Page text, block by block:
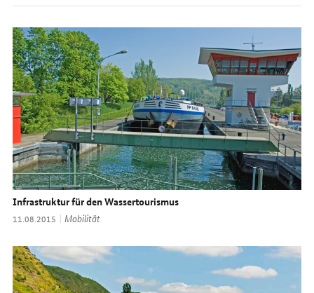
Infrastruktur für den Wassertourismus
Datum:
11.08.2015 Thema:
Mobilität